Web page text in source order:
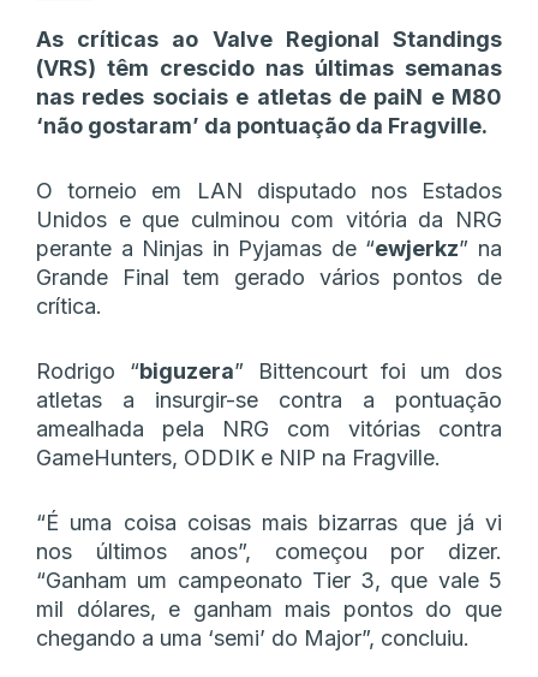
As críticas ao Valve Regional Standings
(VRS) têm crescido nas últimas semanas
nas redes sociais e atletas de paiN e M80
‘não gostaram’ da pontuação da Fragville.
O torneio em LAN disputado nos Estados
Unidos e que culminou com vitória da NRG
perante a Ninjas in Pyjamas de “ewjerkz” na
Grande Final tem gerado vários pontos de
crítica.
Rodrigo “biguzera” Bittencourt foi um dos
atletas a insurgir-se contra a pontuação
amealhada pela NRG com vitórias contra
GameHunters, ODDIK e NIP na Fragville.
“É uma coisa coisas mais bizarras que já vi
nos últimos anos”, começou por dizer.
“Ganham um campeonato Tier 3, que vale 5
mil dólares, e ganham mais pontos do que
chegando a uma ‘semi’ do Major”, concluiu.